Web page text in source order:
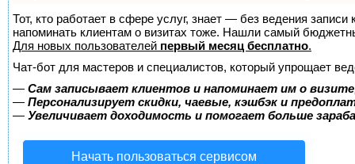
Тот, кто работает в сфере услуг, знает — без ведения
напоминать клиентам о визитах тоже. Нашли самый
Для новых пользователей первый месяц бесплатно.
Чат-бот для мастеров и специалистов, который упрощает
— Сам записывает клиентов и напоминает им о
— Персонализирует скидки, чаевые, кэшбэк и
— Увеличивает доходимость и помогает больше
Начать пользоваться сервисом